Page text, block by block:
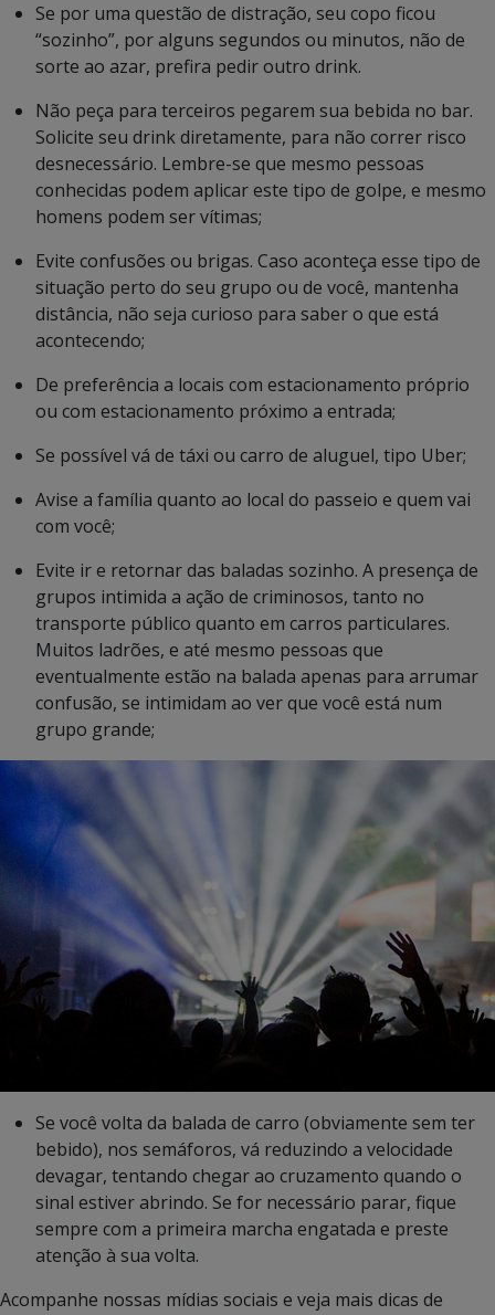
Se por uma questão de distração, seu copo ficou
“sozinho”, por alguns segundos ou minutos, não de
sorte ao azar, prefira pedir outro drink.
Não peça para terceiros pegarem sua bebida no bar.
Solicite seu drink diretamente, para não correr risco
desnecessário. Lembre-se que mesmo pessoas
conhecidas podem aplicar este tipo de golpe, e mesmo
homens podem ser vítimas;
Evite confusões ou brigas. Caso aconteça esse tipo de
situação perto do seu grupo ou de você, mantenha
distância, não seja curioso para saber o que está
acontecendo;
De preferência a locais com estacionamento próprio
ou com estacionamento próximo a entrada;
Se possível vá de táxi ou carro de aluguel, tipo Uber;
Avise a família quanto ao local do passeio e quem vai
com você;
Evite ir e retornar das baladas sozinho. A presença de
grupos intimida a ação de criminosos, tanto no
transporte público quanto em carros particulares.
Muitos ladrões, e até mesmo pessoas que
eventualmente estão na balada apenas para arrumar
confusão, se intimidam ao ver que você está num
grupo grande;
Se você volta da balada de carro (obviamente sem ter
bebido), nos semáforos, vá reduzindo a velocidade
devagar, tentando chegar ao cruzamento quando o
sinal estiver abrindo. Se for necessário parar, fique
sempre com a primeira marcha engatada e preste
atenção à sua volta.
Acompanhe nossas mídias sociais e veja mais dicas de